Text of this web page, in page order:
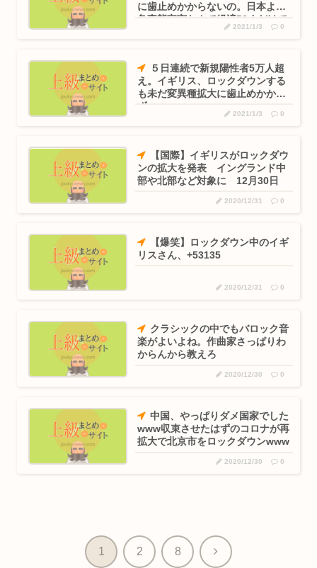
に歯止めかからないの。日本よ緊
急事態宣言なんて経済56すだけで
2021/1/3 0
５日連続で新規陽性者5万人超
え。イギリス、ロックダウンする
も未だ変異種拡大に歯止めかから
ず
2021/1/3 0
【国際】イギリスがロックダウ
ンの拡大を発表 イングランド中
部や北部など対象に 12月30日
2020/12/31 0
【爆笑】ロックダウン中のイギ
リスさん、+53135
2020/12/31 0
クラシックの中でもバロック音
楽がよいよね。作曲家さっぱりわ
からんから教えろ
2020/12/30 0
中国、やっぱりダメ国家でした
www収束させたはずのコロナが再
拡大で北京市をロックダウンwww
2020/12/30 0
1 2 8 次